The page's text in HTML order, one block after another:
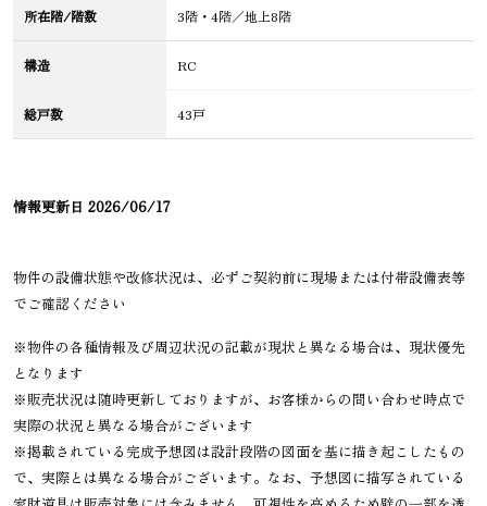
所在階/階数 3階・4階／地上8階
構造 RC
総戸数 43戸
情報更新日 2026/06/17
物件の設備状態や改修状況は、必ずご契約前に現場または付帯設備表等
でご確認ください
※物件の各種情報及び周辺状況の記載が現状と異なる場合は、現状優先
となります
※販売状況は随時更新しておりますが、お客様からの問い合わせ時点で
実際の状況と異なる場合がございます
※掲載されている完成予想図は設計段階の図面を基に描き起こしたもの
で、実際とは異なる場合がございます。なお、予想図に描写されている